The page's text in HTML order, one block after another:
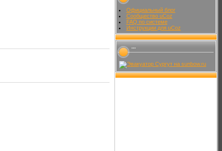
Официальный блог
Сообщество uCoz
FAQ по системе
Инструкции для uCoz
...